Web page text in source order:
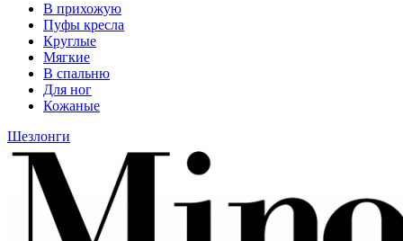
В прихожую
Пуфы кресла
Круглые
Мягкие
В спальню
Для ног
Кожаные
Шезлонги